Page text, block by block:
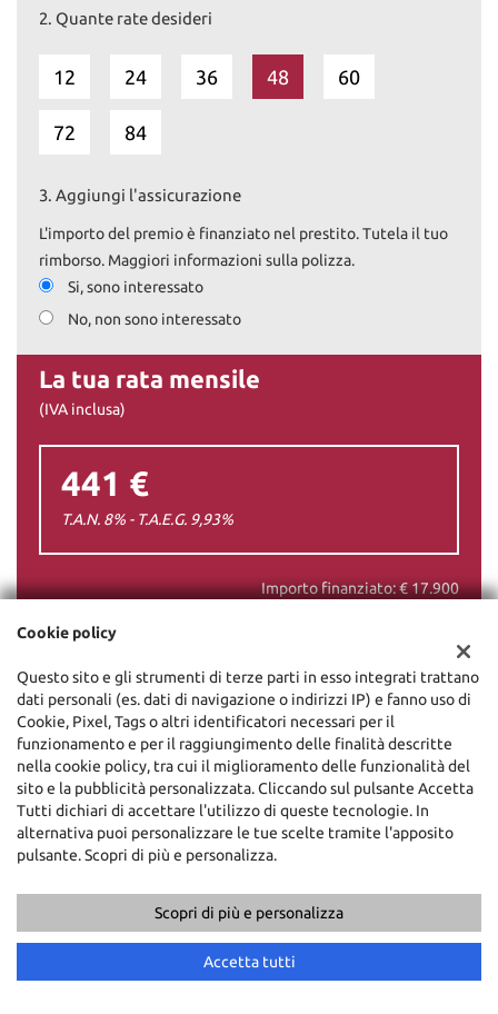
2. Quante rate desideri
12 24 36 48 60
72 84
3. Aggiungi l'assicurazione
L'importo del premio è finanziato nel prestito. Tutela il tuo
rimborso. Maggiori informazioni sulla polizza.
Si, sono interessato
No, non sono interessato
La tua rata mensile
(IVA inclusa)
441 €
T.A.N. 8% - T.A.E.G. 9,93%
Importo finanziato: €17.900
350
Spese assicurative: €0
PROCEDI
Contattaci
Messaggio pubblicitario con finalità promozionale. I valori in
tabella sono indicativi e IVA inclusa. La rata finanziaria è
approvazione dell'istituto di credito erogante. Al fine di gestire le
tue spese in modo responsabile e di conoscere eventuali altre
offerte disponibili, l'Istituto di Credito erogante ti ricorda, prima
di sottoscrivere il contratto, di prendere visione di tutte le
Cookie policy
Questo sito e gli strumenti di terze parti in esso integrati trattano
dati personali (es. dati di navigazione o indirizzi IP) e fanno uso di
Cookie, Pixel, Tags o altri identificatori necessari per il
funzionamento e per il raggiungimento delle finalità descritte
nella cookie policy, tra cui il miglioramento delle funzionalità del
sito e la pubblicità personalizzata. Cliccando sul pulsante Accetta
Tutti dichiari di accettare l'utilizzo di queste tecnologie. In
alternativa puoi personalizzare le tue scelte tramite l'apposito
pulsante. Scopri di più e personalizza.
Scopri di più e personalizza
Accetta tutti